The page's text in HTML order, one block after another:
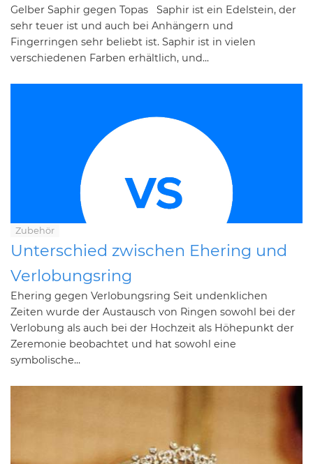
Gelber Saphir gegen Topas Saphir ist ein Edelstein, der
sehr teuer ist und auch bei Anhängern und
Fingerringen sehr beliebt ist. Saphir ist in vielen
verschiedenen Farben erhältlich, und...
Zubehör
Unterschied zwischen Ehering und
Verlobungsring
Ehering gegen Verlobungsring Seit undenklichen
Zeiten wurde der Austausch von Ringen sowohl bei der
Verlobung als auch bei der Hochzeit als Höhepunkt der
Zeremonie beobachtet und hat sowohl eine
symbolische...